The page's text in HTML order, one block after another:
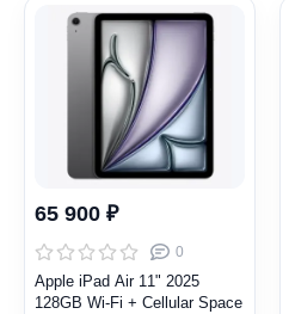
65 900 ₽
0
Apple iPad Air 11" 2025
128GB Wi-Fi + Cellular Space